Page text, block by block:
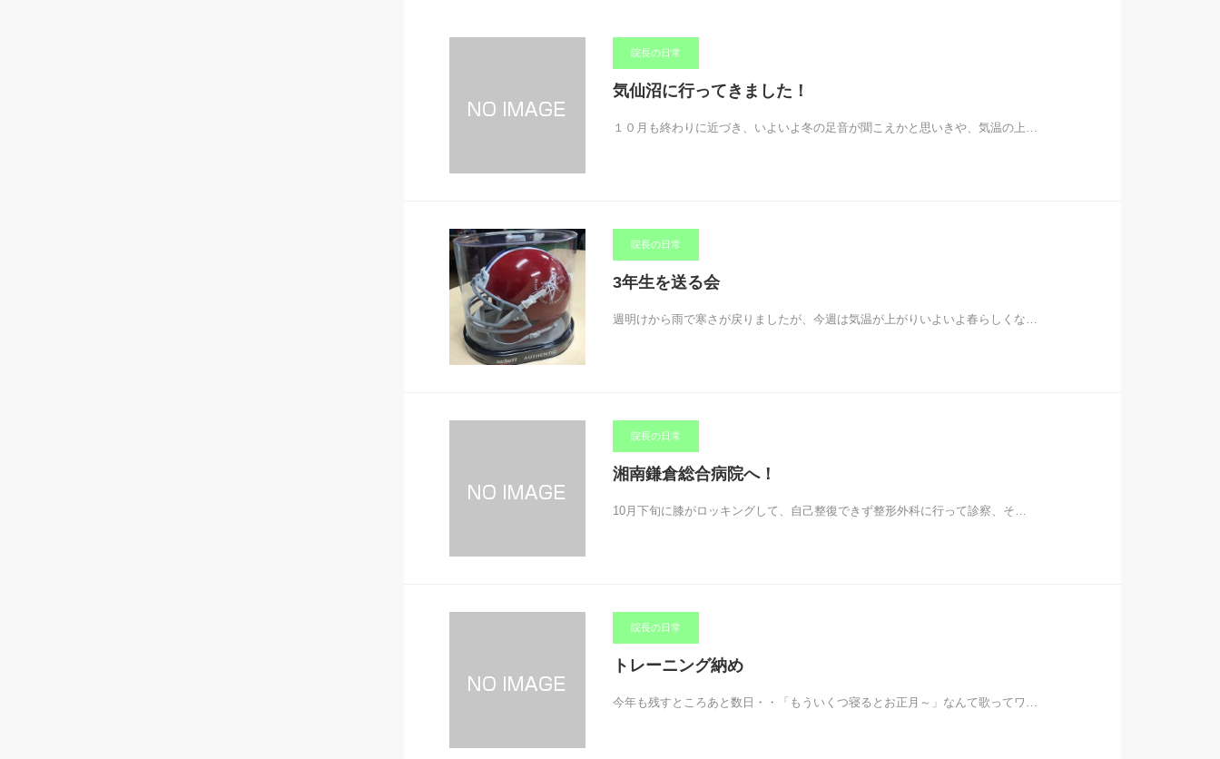
院長の日常
気仙沼に行ってきました！
１０月も終わりに近づき、いよいよ冬の足音が聞こえかと思いきや、気温の上…
院長の日常
3年生を送る会
週明けから雨で寒さが戻りましたが、今週は気温が上がりいよいよ春らしくな…
院長の日常
湘南鎌倉総合病院へ！
10月下旬に膝がロッキングして、自己整復できず整形外科に行って診察、そ…
院長の日常
トレーニング納め
今年も残すところあと数日・・「もういくつ寝るとお正月～」なんて歌ってワ…